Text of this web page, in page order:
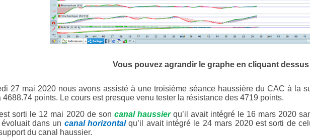
Vous pouvez agrandir le graphe en cliquant dessus
27 mai 2020 nous avons assisté à une troisième séance haussière du CAC à la
4688.74 points. Le cours est presque venu tester la résistance des 4719 points.
sorti le 12 mai 2020 de son canal haussier qu’il avait intégré le 16 mars 2020
dans un canal horizontal qu’il avait intégré le 24 mars 2020 est sorti de
du canal haussier.